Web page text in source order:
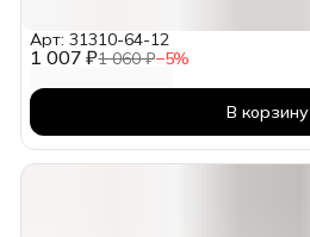
1 007 ₽1 060 ₽−5%
Арт: 31310-64-12
В корзину